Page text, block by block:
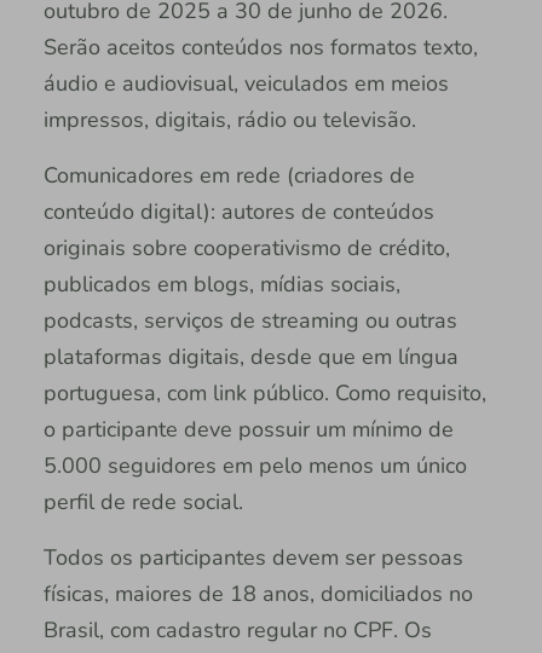
outubro de 2025 a 30 de junho de 2026.
Serão aceitos conteúdos nos formatos texto,
áudio e audiovisual, veiculados em meios
impressos, digitais, rádio ou televisão.
Comunicadores em rede (criadores de
conteúdo digital): autores de conteúdos
originais sobre cooperativismo de crédito,
publicados em blogs, mídias sociais,
podcasts, serviços de streaming ou outras
plataformas digitais, desde que em língua
portuguesa, com link público. Como requisito,
o participante deve possuir um mínimo de
5.000 seguidores em pelo menos um único
perfil de rede social.
Todos os participantes devem ser pessoas
físicas, maiores de 18 anos, domiciliados no
Brasil, com cadastro regular no CPF. Os